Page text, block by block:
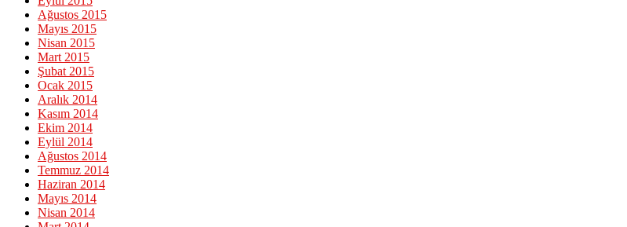
Ağustos 2015
Mayıs 2015
Nisan 2015
Mart 2015
Şubat 2015
Ocak 2015
Aralık 2014
Kasım 2014
Ekim 2014
Eylül 2014
Ağustos 2014
Temmuz 2014
Haziran 2014
Mayıs 2014
Nisan 2014